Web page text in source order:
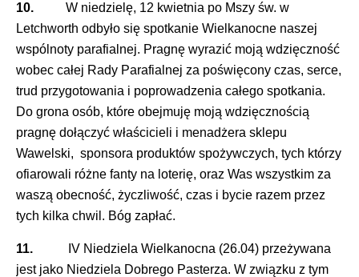
10. W niedzielę, 12 kwietnia po Mszy św. w
Letchworth odbyło się spotkanie Wielkanocne naszej
wspólnoty parafialnej. Pragnę wyrazić moją wdzięczność
wobec całej Rady Parafialnej za poświęcony czas, serce,
trud przygotowania i poprowadzenia całego spotkania.
Do grona osób, które obejmuję moją wdzięcznością
pragnę dołączyć właścicieli i menadżera sklepu
Wawelski, sponsora produktów spożywczych, tych którzy
ofiarowali różne fanty na loterię, oraz Was wszystkim za
waszą obecność, życzliwość, czas i bycie razem przez
tych kilka chwil. Bóg zapłać.
11.
IV Niedziela Wielkanocna (26.04) przeżywana
jest jako Niedziela Dobrego Pasterza. W związku z tym